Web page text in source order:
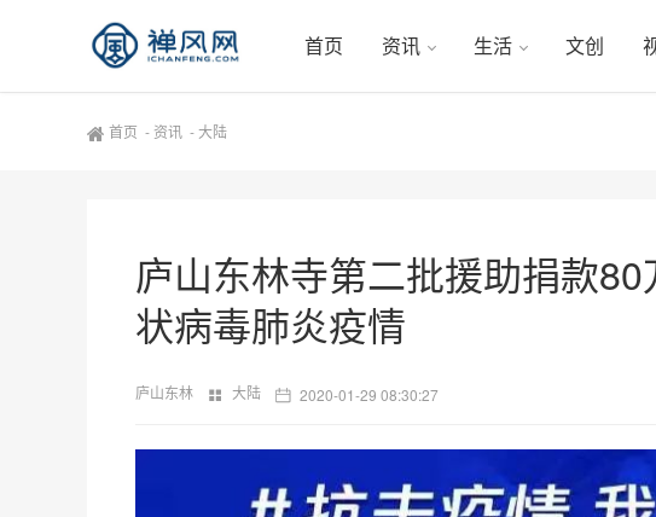
首页 资讯 生活 文创
首页 - 资讯 -大陆
庐山东林寺第二批援助捐款
状病毒肺炎疫情
庐山东林 大陆 2020-01-29 08:30:27